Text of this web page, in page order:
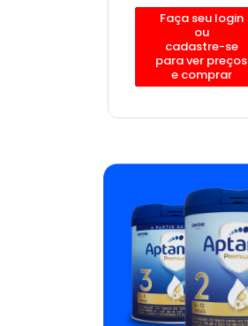
Faça seu login
ou
cadastre-se
para ver preços
e comprar